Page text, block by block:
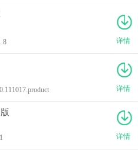
详情
详情
详情